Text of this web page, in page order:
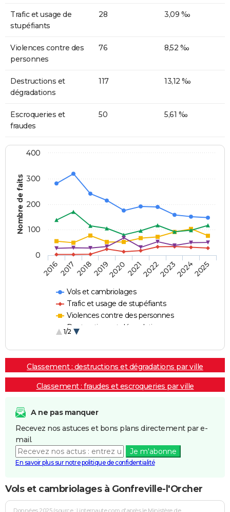
Trafic et usage de
stupéfiants
28 3,09 ‰
Violences contre des
personnes
76 8,52 ‰
Destructions et
dégradations
117 13,12 ‰
Escroqueries et
fraudes
50 5,61 ‰
Nombre de faits
Vols et cambriolages
Trafic et usage de stupéfiants
Violences contre des personnes
Destructions et dégradations
1/2
2016201720182019202020212022202320242025
0
100
200
300
400
Classement : destructions et dégradations par ville
Classement : fraudes et escroqueries par ville
A ne pas manquer
Recevez nos astuces et bons plans directement par e-
mail.
Je m'abonne
En savoir plus sur notre politique de confidentialité
Vols et cambriolages à Gonfreville-l'Orcher
Données 2025 (source : Linternaute.com d'après le Ministère de